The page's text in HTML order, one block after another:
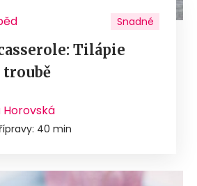
Snadné
Tilápie
troubě
Horovská
40 min